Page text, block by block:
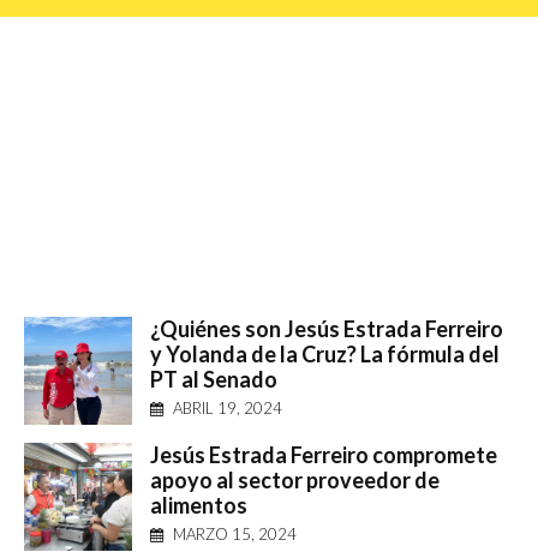
¿Quiénes son Jesús Estrada Ferreiro
y Yolanda de la Cruz? La fórmula del
PT al Senado
ABRIL 19, 2024
Jesús Estrada Ferreiro compromete
apoyo al sector proveedor de
alimentos
MARZO 15, 2024